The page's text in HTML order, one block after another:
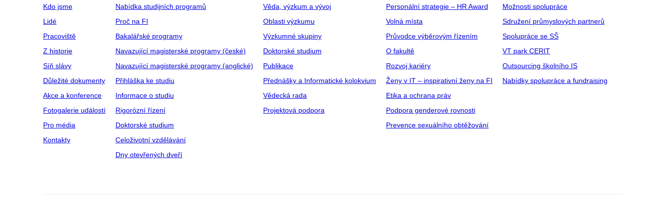
Kdo jsme
Lidé
Pracoviště
Z historie
Síň slávy
Důležité dokumenty
Akce a konference
Fotogalerie událostí
Pro média
Kontakty
Nabídka studijních programů
Proč na FI
Bakalářské programy
Navazující magisterské programy (české)
Navazující magisterské programy (anglické)
Přihláška ke studiu
Informace o studiu
Rigorózní řízení
Doktorské studium
Celoživotní vzdělávání
Dny otevřených dveří
Věda, výzkum a vývoj
Oblasti výzkumu
Výzkumné skupiny
Doktorské studium
Publikace
Přednášky a Informatické kolokvium
Vědecká rada
Projektová podpora
Personální strategie – HR Award
Volná místa
Průvodce výběrovým řízením
O fakultě
Rozvoj kariéry
Ženy v IT – inspirativní ženy na FI
Etika a ochrana práv
Podpora genderové rovnosti
Prevence sexuálního obtěžování
Možnosti spolupráce
Sdružení průmyslových partnerů
Spolupráce se SŠ
VT park CERIT
Outsourcing školního IS
Nabídky spolupráce a fundraising